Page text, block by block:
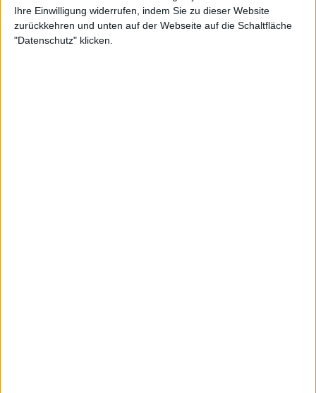
Ihre Einwilligung widerrufen, indem Sie zu dieser Website
zurückkehren und unten auf der Webseite auf die Schaltfläche
"Datenschutz" klicken.